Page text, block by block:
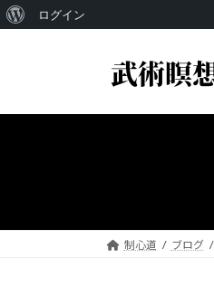
プ
動
WordPress
ログイン
制心道 ブログ